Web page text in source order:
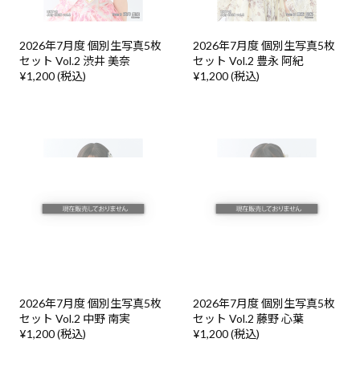
2026年7月度 個別生写真5枚
セット Vol.2 渋井 美奈
¥1,200 (税込)
2026年7月度 個別生写真5枚
セット Vol.2 豊永 阿紀
¥1,200 (税込)
2026年7月度 個別生写真5枚
セット Vol.2 中野 南実
¥1,200 (税込)
2026年7月度 個別生写真5枚
セット Vol.2 藤野 心葉
¥1,200 (税込)